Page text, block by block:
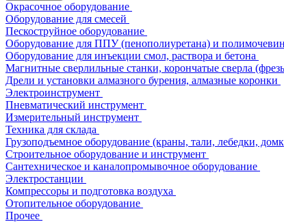
Окрасочное оборудование
Оборудование для смесей
Пескоструйное оборудование
Оборудование для ППУ (пенополиуретана) и
Оборудование для инъекции смол, раствора и бетона
Магнитные сверлильные станки, корончатые сверла
Дрели и установки алмазного бурения, алмазные коронки
Электроинструмент
Пневматический инструмент
Измерительный инструмент
Техника для склада
Грузоподъемное оборудование (краны, тали, лебедки,
Строительное оборудование и инструмент
Сантехническое и каналопромывочное оборудование
Электростанции
Компрессоры и подготовка воздуха
Отопительное оборудование
Прочее